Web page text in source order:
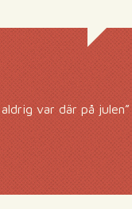
var där på julen”